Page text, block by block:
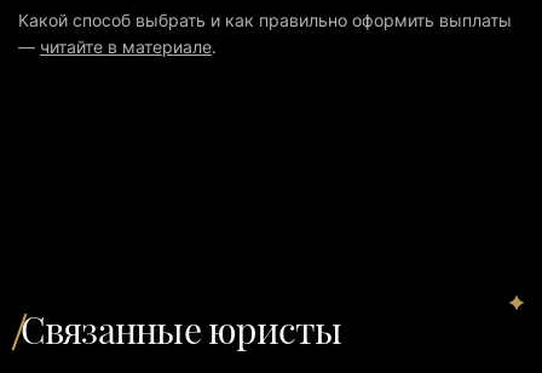
Какой способ выбрать и как правильно оформить выплаты
— читайте в материале.
Связанные юристы